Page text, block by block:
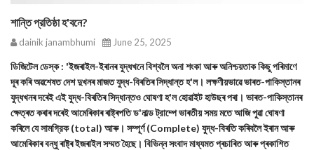
শান্তি প্রতিষ্ঠা হ'বনে?
dainik janambhumi June 25, 2025
ডিজিটেল ডেস্ক : 'ইজৰাইল-ইৰানৰ যুদ্ধখনে বিশ্বলৈ অনা শংকা আৰু অনিশ্চয়তাক কিছু পৰিমাণে
দূৰ কৰি অৱশেষত দেশ দুখনৰ মাজত যুদ্ধ-বিৰতিৰ সিদ্ধান্ত হ'ল। লক্ষণীয়ভাৱে ভাৰত-পাকিস্তানৰ
যুদ্ধখনৰ দৰেই এই যুদ্ধ-বিৰতিৰ সিদ্ধান্তও ঘোষণা হ'ল হোৱাইট হাউছৰ পৰা। ভাৰত-পাকিস্তানৰ
ক্ষেত্ৰত কৰাৰ দৰেই আমেৰিকাৰ ৰাষ্ট্ৰপতি ড'নাল্ড ট্রাম্পে ভাৰতীয় সময় মতে আজি পুৱা ঘোষণা
কৰিলে যে সামগ্রিক (total) আৰু। সম্পূর্ণ (Complete) যুদ্ধ-বিৰতি কৰিবলৈ ইৰান আৰু
আমেৰিকাৰ বন্ধু ৰাষ্ট্ৰ ইজৰাইল সম্মত হৈছে। বিভিন্ন সংবাদ মাধ্যমত প্ৰচাৰিত আৰু প্ৰকাশিত